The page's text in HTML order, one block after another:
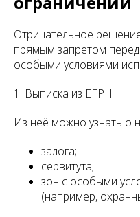
Отрицательное
прямым запретом
особыми условиями
1. Выписка из ЕГРН
Из неё можно узнать о
залога;
сервитута;
зон с особыми
(например,